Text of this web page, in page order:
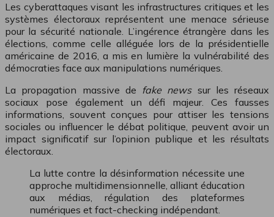
Les cyberattaques visant les infrastructures critiques et les
systèmes électoraux représentent une menace sérieuse
pour la sécurité nationale. L’ingérence étrangère dans les
élections, comme celle alléguée lors de la présidentielle
américaine de 2016, a mis en lumière la vulnérabilité des
démocraties face aux manipulations numériques.
La propagation massive de fake newssur les réseaux
sociaux pose également un défi majeur. Ces fausses
informations, souvent conçues pour attiser les tensions
sociales ou influencer le débat politique, peuvent avoir un
impact significatif sur l’opinion publique et les résultats
électoraux.
La lutte contre la désinformation nécessite une
approche multidimensionnelle, alliant éducation
aux médias, régulation des plateformes
numériques et fact-checking indépendant.